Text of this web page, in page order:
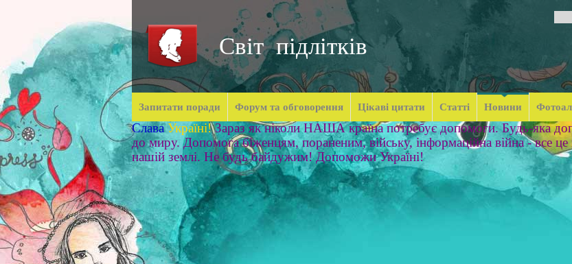
Світ підлітків
Запитати поради Форум та обговорення Цікаві цитати Статті Новини
Слава Україні! Зараз як ніколи НАША країна потребує допомоги. Будь-яка
до миру. Допомога біженцям, пораненим, війську, інформаційна війна - все
нашій землі. Не будь байдужим! Допоможи Україні!